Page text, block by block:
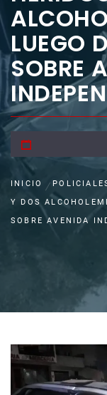
LUEGO
SOBRE
INICIO
Y DOS
SOBRE AVENIDA